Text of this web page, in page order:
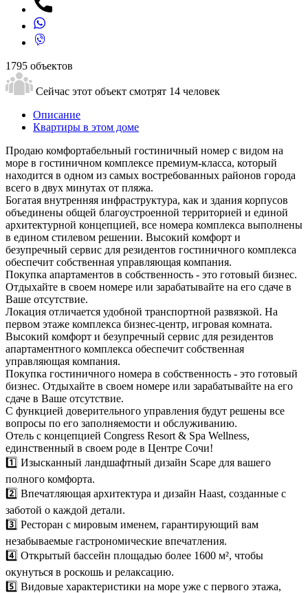
1795 объектов
Сейчас этот объект смотрят 14 человек
Описание
Квартиры в этом доме
Продаю комфортабельный гостиничный номер с видом на
море в гостиничном комплексе премиум-класса, который
находится в одном из самых востребованных районов города
всего в двух минутах от пляжа.
Богатая внутренняя инфраструктура, как и здания корпусов
объединены общей благоустроенной территорией и единой
архитектурной концепцией, все номера комплекса выполнены
в едином стилевом решении. Высокий комфорт и
безупречный сервис для резидентов гостиничного комплекса
обеспечит собственная управляющая компания.
Покупка апартаментов в собственность - это готовый бизнес.
Отдыхайте в своем номере или зарабатывайте на его сдаче в
Ваше отсутствие.
Локация отличается удобной транспортной развязкой. На
первом этаже комплекса бизнес-центр, игровая комната.
Высокий комфорт и безупречный сервис для резидентов
апартаментного комплекса обеспечит собственная
управляющая компания.
Покупка гостиничного номера в собственность - это готовый
бизнес. Отдыхайте в своем номере или зарабатывайте на его
сдаче в Ваше отсутствие.
С функцией доверительного управления будут решены все
вопросы по его заполняемости и обслуживанию.
Отель с концепцией Congress Resort & Spa Wellness,
единственный в своем роде в Центре Сочи!
1️⃣ Изысканный ландшафтный дизайн Scape для вашего
полного комфорта.
2️⃣ Впечатляющая архитектура и дизайн Haast, созданные с
заботой о каждой детали.
3️⃣ Ресторан с мировым именем, гарантирующий вам
незабываемые гастрономические впечатления.
4️⃣ Открытый бассейн площадью более 1600 м², чтобы
окунуться в роскошь и релаксацию.
5️⃣ Видовые характеристики на море уже с первого этажа,